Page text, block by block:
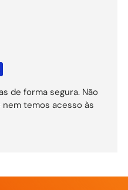
de forma segura. Não
temos acesso às